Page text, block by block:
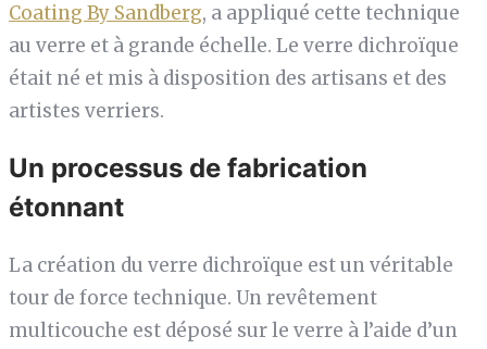
Coating By Sandberg, a appliqué cette technique
au verre et à grande échelle. Le verre dichroïque
était né et mis à disposition des artisans et des
artistes verriers.
Un processus de fabrication
étonnant
La création du verre dichroïque est un véritable
tour de force technique. Un revêtement
multicouche est déposé sur le verre à l’aide d’un